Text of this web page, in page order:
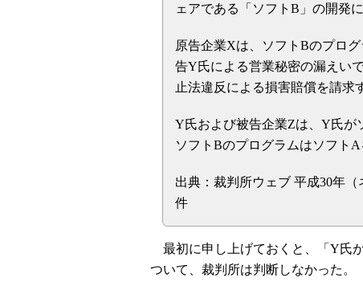
ェアである「ソフトB」の開発
原告企業Xは、ソフトBのプロ
告Y氏による営業秘密の漏えい
止法違反による損害賠償を請求
Y氏および被告企業Zは、Y氏が
ソフトBのプログラムはソフト
出典：裁判所ウェブ 平成30年
件
最初に申し上げておくと、「Y氏
ついて、裁判所は判断しなかった。